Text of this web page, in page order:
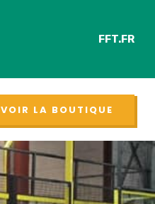
Retrouver
FFT.FR
VOIR LA BOUTIQUE